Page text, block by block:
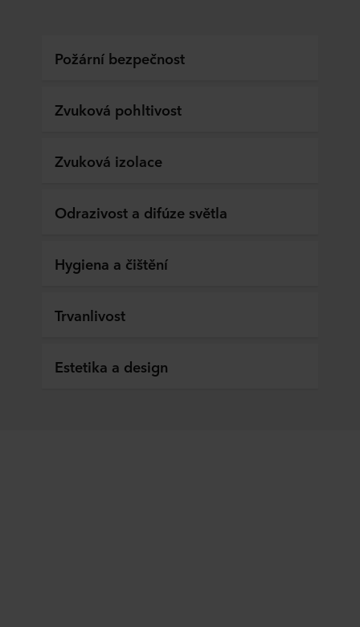
Požární bezpečnost
Zvuková pohltivost
Zvuková izolace
Odrazivost a difúze světla
Hygiena a čištění
Trvanlivost
Estetika a design